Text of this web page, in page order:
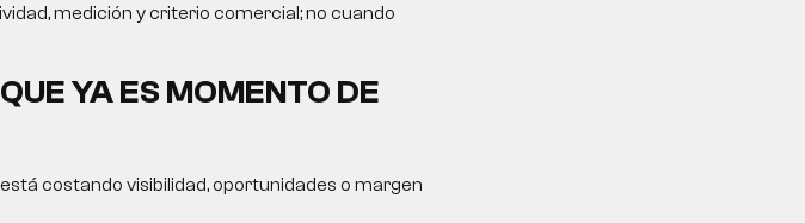
medición y criterio comercial; no cuando
YA ES MOMENTO DE
costando visibilidad, oportunidades o margen